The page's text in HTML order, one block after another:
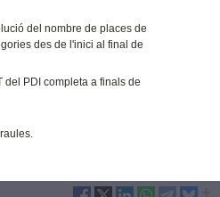
del nombre de places de
des de l'inici al final de
del PDI completa a finals de